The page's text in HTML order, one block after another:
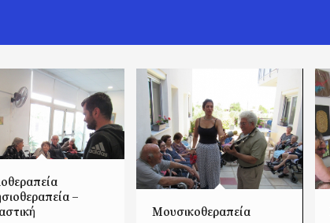
–
Μουσικοθεραπεία